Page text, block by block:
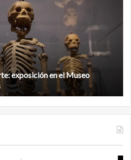
exposición en el Museo